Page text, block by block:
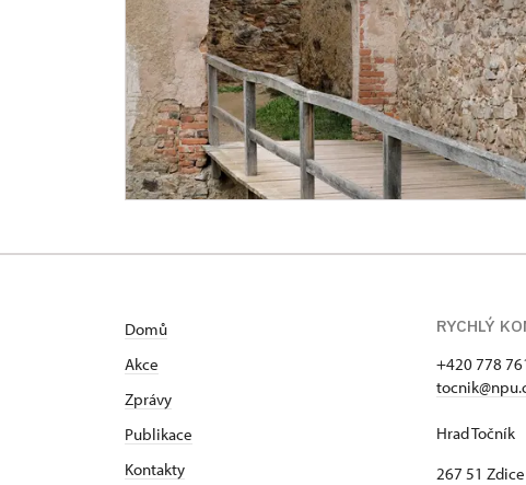
Domů
Akce
Zprávy
Publikace
Kontakty
RYCHLÝ
+420 778
Hrad Točník
267 51 Zdice